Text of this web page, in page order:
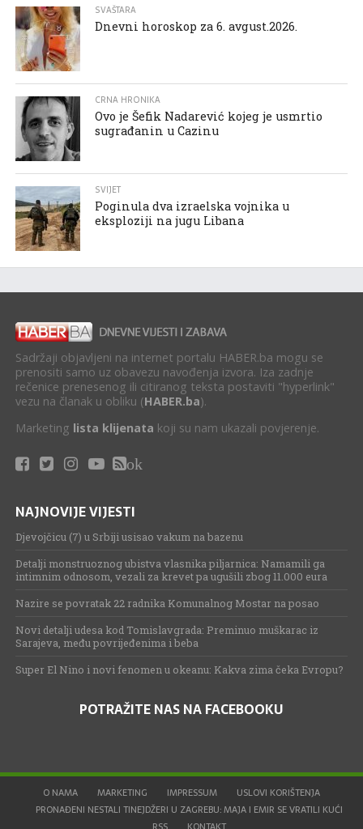
SVAŠTARA
Dnevni horoskop za 6. avgust.2026.
CRNA HRONIKA
Ovo je Šefik Nadarević kojeg je usmrtio
sugrađanin u Cazinu
SVIJET
Poginula dva izraelska vojnika u
eksploziji na jugu Libana
Sadržaji objavljeni na internet portalu HABER.ba mogu se
prenositi samo uz obavezu navođenja izvora. Iza zadnje
rečenice prenesenog ili citiranog teksta postaviti "hyperlink"
vezu na članak u obliku (HABER.ba).
Marketing lista klijenata koji su nam ukazali povjerenje.
ok
NAJNOVIJE VIJESTI
Djevojčicu (7) u Srbiji usisao vakum na bazenu
Detalji monstruoznog ubistva vlasnika piljarnica: Namamili ga
intimnim odnosom, vezali za krevet pa ugušili zbog 11.000 eura
Nazire se povratak 22 radnika Komunalnog Mostar na posao
Novi detalji udesa kod Tomislavgrada: Preminuo muškarac iz
Sarajeva, među povrijeđenima i beba
Super El Nino i novi fenomen u okeanu: Kakva zima čeka Evropu?
POTRAŽITE NAS NA FACEBOOKU
O NAMA MARKETING IMPRESSUM
USLOVI KORIŠTENJA
PRONAĐENI NESTALI TINEJDŽERI U ZAGREBU: MAJA I EMIR SE VRATILI KUĆI